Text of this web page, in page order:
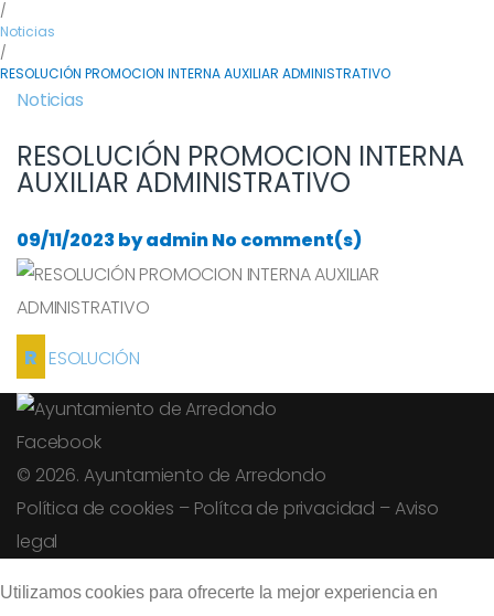
/
Noticias
/
RESOLUCIÓN PROMOCION INTERNA AUXILIAR ADMINISTRATIVO
Noticias
RESOLUCIÓN PROMOCION INTERNA
AUXILIAR ADMINISTRATIVO
09/11/2023byadminNo comment(s)
RESOLUCIÓN
Facebook
© 2026. Ayuntamiento de Arredondo
Política de cookies – Polítca de privacidad –Aviso
legal
Utilizamos cookies para ofrecerte la mejor experiencia en